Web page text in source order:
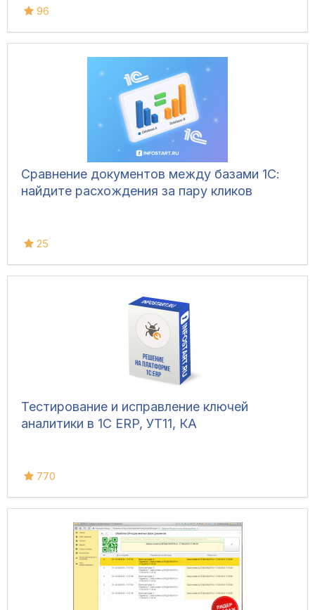
96
Сравнение документов между базами 1С:
найдите расхождения за пару кликов
25
Тестирование и исправление ключей
аналитики в 1С ERP, УТ11, КА
770